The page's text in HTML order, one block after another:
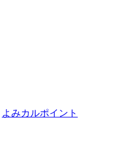
よみカルポイント